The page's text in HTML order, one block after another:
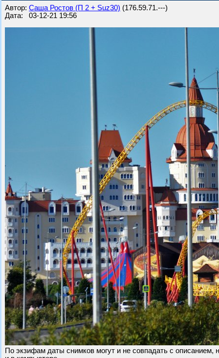
Автор: Саша Ростов (П 2 + Suz30) (176.59.71.---)
Дата: 03-12-21 19:56
По экзифам даты снимков могут и не совпадать с описанием,